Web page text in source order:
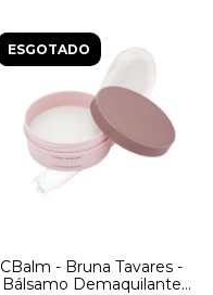
ESGOTADO
CBalm - Bruna Tavares -
Bálsamo Demaquilante